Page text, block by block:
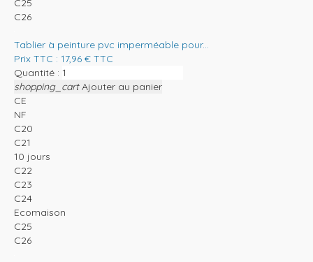
C25
C26
Tablier à peinture pvc imperméable pour...
Prix TTC : 17,96 € TTC
Quantité :
shopping_cart Ajouter au panier
CE
NF
C20
C21
10 jours
C22
C23
C24
Ecomaison
C25
C26